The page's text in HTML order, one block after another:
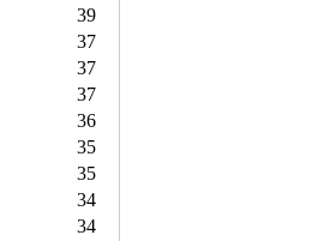
39
37
37
37
36
35
35
34
34